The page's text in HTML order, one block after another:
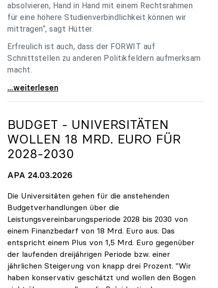
absolvieren, Hand in Hand mit einem Rechtsrahmen
für eine höhere Studienverbindlichkeit können wir
mittragen“, sagt Hütter.
Erfreulich ist auch, dass der FORWIT auf
Schnittstellen zu anderen Politikfeldern aufmerksam
macht.
uniko zu FORWIT-Analyse: Wichtige Themen
...weiterlesen
BUDGET - UNIVERSITÄTEN
WOLLEN 18 MRD. EURO FÜR
2028-2030
APA 24.03.2026
Die Universitäten gehen für die anstehenden
Budgetverhandlungen über die
Leistungsvereinbarungsperiode 2028 bis 2030 von
einem Finanzbedarf von 18 Mrd. Euro aus. Das
entspricht einem Plus von 1,5 Mrd. Euro gegenüber
der laufenden dreijährigen Periode bzw. einer
jährlichen Steigerung von knapp drei Prozent. "Wir
haben konservativ geschätzt und wollen den Bogen